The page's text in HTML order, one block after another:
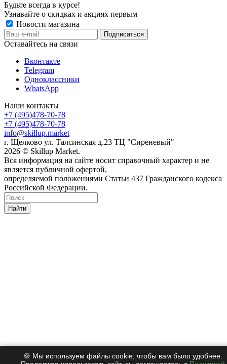
Будьте всегда в курсе!
Узнавайте о скидках и акциях первым
Новости магазина
Оставайтесь на связи
Вконтакте
Telegram
Одноклассники
WhatsApp
Наши контакты
+7 (495)478-70-78
+7 (495)478-70-78
info@skillup.market
г. Щелково ул. Талсинская д.23 ТЦ "Сиреневый"
2026 © Skillup Market.
Вся информация на сайте носит справочный характер и не
является публичной офертой,
определяемой положениями Статьи 437 Гражданского кодекса
Российской Федерации.
Найти
🍪 Мы используем файлы cookie, чтобы вам было удобнее.